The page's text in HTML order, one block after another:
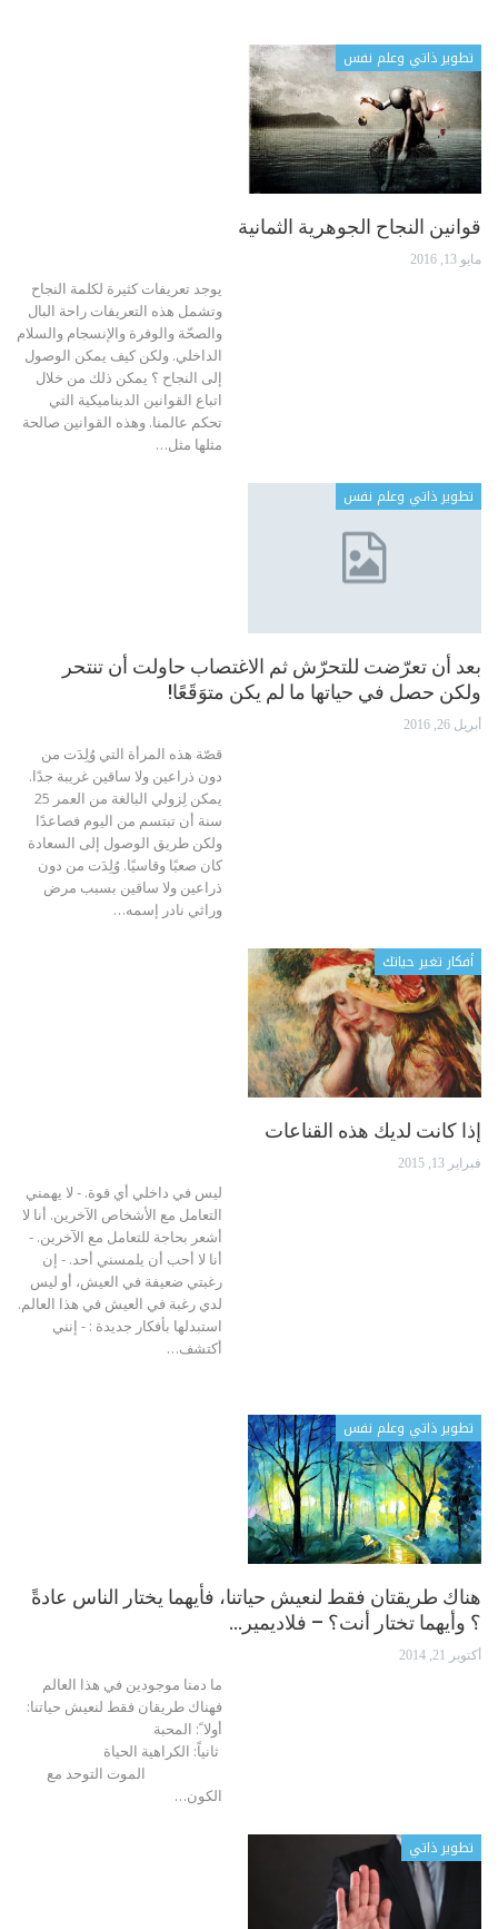
تطوير ذاتي وعلم نفس
قوانين النجاح الجوهرية الثمانية
مايو 13, 2016
يوجد تعريفات كثيرة لكلمة النجاح
وتشمل هذه التعريفات راحة البال
والصحّة والوفرة والإنسجام والسلام
الداخلي. ولكن كيف يمكن الوصول
إلى النجاح ؟ يمكن ذلك من خلال
اتباع القوانين الديناميكية التي
تحكم عالمنا. وهذه القوانين صالحة
مثلها مثل…
تطوير ذاتي وعلم نفس
بعد أن تعرّضت للتحرّش ثم الاغتصاب حاولت أن تنتحر
ولكن حصل في حياتها ما لم يكن متوَقَعًا!
أبريل 26, 2016
قصّة هذه المرأة التي وُلِدَت من
دون ذراعين ولا ساقين غريبة جدًا.
يمكن لِزولي البالغة من العمر 25
سنة أن تبتسم من اليوم فصاعدًا
ولكن طريق الوصول إلى السعادة
كان صعبًا وقاسيًا. وُلِدَت من دون
ذراعين ولا ساقين بسبب مرض
وراثي نادر إسمه…
أفكار تغير حياتك
إذا كانت لديك هذه القناعات
فبراير 13, 2015
ليس في داخلي أي قوة. - لا يهمني
التعامل مع الأشخاص الآخرين. أنا لا
أشعر بحاجة للتعامل مع الآخرين. -
أنا لا أحب أن يلمسني أحد. - إن
رغبتي ضعيفة في العيش، أو ليس
لدي رغبة في العيش في هذا العالم.
استبدلها بأفكار جديدة : - إنني
أكتشف…
تطوير ذاتي وعلم نفس
هناك طريقتان فقط لنعيش حياتنا، فأيهما يختار الناس عادةً
؟ وأيهما تختار أنت؟ – فلاديمير…
أكتوبر 21, 2014
ما دمنا موجودين في هذا العالم
فهناك طريقان فقط لنعيش حياتنا:
أولا ً: المحبة
ثانياً: الكراهية الحياة
الموت التوحد مع
الكون…
تطوير ذاتي